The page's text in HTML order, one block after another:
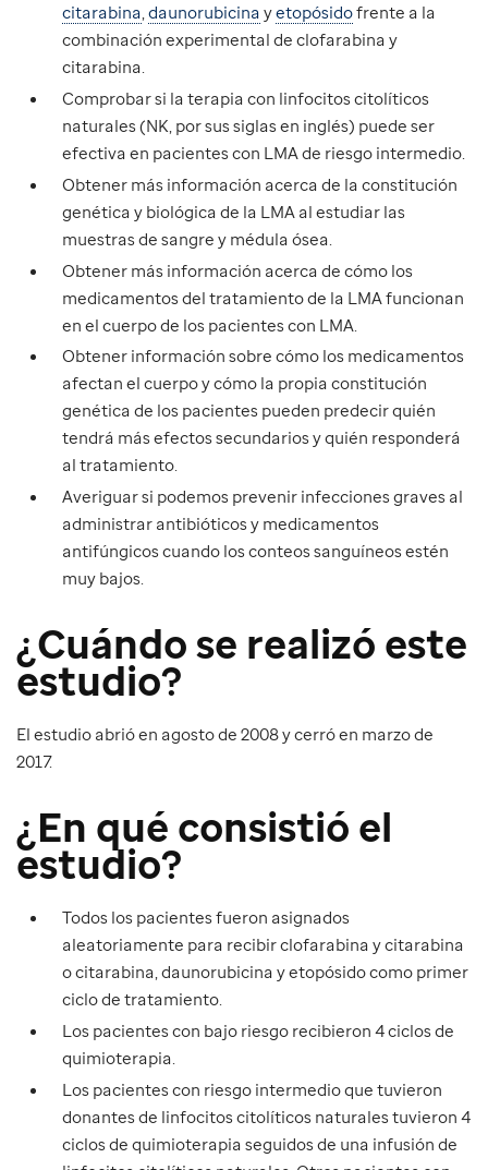
citarabina,daunorubicina yetopósidofrente a la
combinación experimental de clofarabina y
citarabina.
Comprobar si la terapia con linfocitos citolíticos
naturales (NK, por sus siglas en inglés) puede ser
efectiva en pacientes con LMA de riesgo intermedio.
Obtener más información acerca de la constitución
genética y biológica de la LMA al estudiar las
muestras de sangre y médula ósea.
Obtener más información acerca de cómo los
medicamentos del tratamiento de la LMA funcionan
en el cuerpo de los pacientes con LMA.
Obtener información sobre cómo los medicamentos
afectan el cuerpo y cómo la propia constitución
genética de los pacientes pueden predecir quién
tendrá más efectos secundarios y quién responderá
al tratamiento.
Averiguar si podemos prevenir infecciones graves al
administrar antibióticos y medicamentos
antifúngicos cuando los conteos sanguíneos estén
muy bajos.
¿Cuándo se realizó este
estudio?
El estudio abrió en agosto de 2008 y cerró en marzo de
2017.
¿En qué consistió el
estudio?
Todos los pacientes fueron asignados
aleatoriamente para recibir clofarabina y citarabina
o citarabina, daunorubicina y etopósido como primer
ciclo de tratamiento.
Los pacientes con bajo riesgo recibieron 4 ciclos de
quimioterapia.
Los pacientes con riesgo intermedio que tuvieron
donantes de linfocitos citolíticos naturales tuvieron 4
ciclos de quimioterapia seguidos de una infusión de